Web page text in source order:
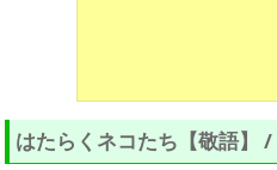
はたらくネコたち【敬語】 /